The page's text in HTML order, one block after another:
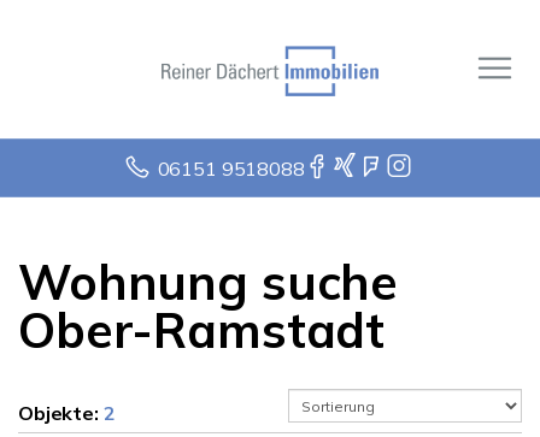
06151 9518088
Wohnung suche
Ober-Ramstadt
Objekte: 2